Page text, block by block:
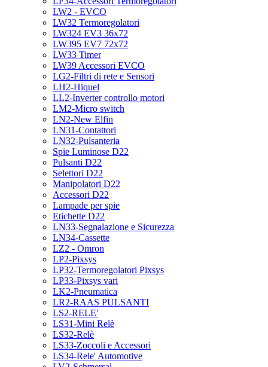
LW2 - EVCO
LW32 Termoregolatori
LW324 EV3 36x72
LW395 EV7 72x72
LW33 Timer
LW39 Accessori EVCO
LG2-Filtri di rete e Sensori
LH2-Hiquel
LL2-Inverter controllo motori
LM2-Micro switch
LN2-New Elfin
LN31-Contattori
LN32-Pulsanteria
Spie Luminose D22
Pulsanti D22
Selettori D22
Manipolatori D22
Accessori D22
Lampade per spie
Etichette D22
LN33-Segnalazione e Sicurezza
LN34-Cassette
LZ2 - Omron
LP2-Pixsys
LP32-Termoregolatori Pixsys
LP33-Pixsys vari
LK2-Pneumatica
LR2-RAAS PULSANTI
LS2-RELE'
LS31-Mini Relè
LS32-Relè
LS33-Zoccoli e Accessori
LS34-Rele' Automotive